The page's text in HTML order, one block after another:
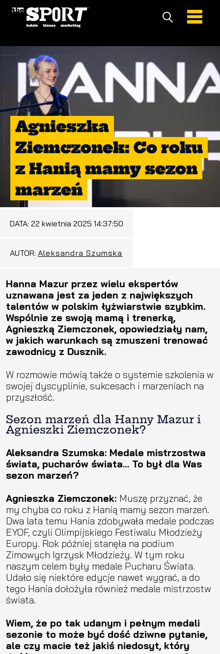
Agnieszka
Ziemczonek: Co roku
z Hanią mamy sezon
marzeń
DATA: 22 kwietnia 2025 14:37:50
AUTOR: Aleksandra Szumska
Hanna Mazur przez wielu ekspertów
uznawana jest za jeden z największych
talentów w polskim łyżwiarstwie szybkim.
Wspólnie ze swoją mamą i trenerką,
Agnieszką Ziemczonek, opowiedziały nam,
w jakich warunkach są zmuszeni trenować
zawodnicy z Dusznik.
W rozmowie mówią także o systemie szkolenia w
swojej dyscyplinie, sukcesach i marzeniach na
przyszłość.
Sezon marzeń dla Hanny Mazur i
Agnieszki Ziemczonek?
Aleksandra Szumska: Medale mistrzostwa
świata, pucharów świata… To był dla Was
sezon marzeń?
Agnieszka Ziemczonek: Muszę przyznać, że
my chyba co roku z Hanią mamy sezon marzeń.
Dwa lata temu Hania zdobywała medale podczas
EYOF, czyli Olimpijskiego Festiwalu Młodzieży
Europy. Rok później stanęła na podium
Zimowych Igrzysk Młodzieży. W tym roku
naszym celem były medale Pucharu Świata.
Udało się niektóre edycje nawet wygrać, a do
tego Hania dołożyła również medale mistrzostw
świata.
Wiem, że po tak udanym i pełnym medali
sezonie to może być dość dziwne pytanie,
ale czy macie też jakiś niedosyt, który